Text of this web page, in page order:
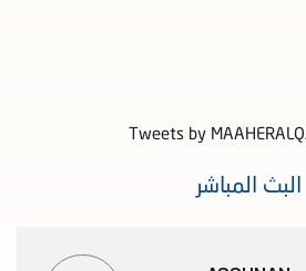
Tweets by
البث المباشر